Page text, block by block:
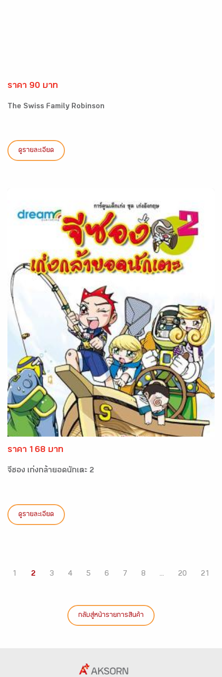
ราคา 90 บาท
The Swiss Family Robinson
ดูรายละเอียด
ราคา 168 บาท
จีซอง เก่งกล้ายอดนักเตะ 2
ดูรายละเอียด
1 2 3 4 5 6 7 8 ... 20 21
กลับสู่หน้ารายการสินค้า